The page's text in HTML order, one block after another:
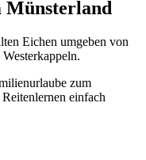
Münsterland
Eichen umgeben von
zum
einfach